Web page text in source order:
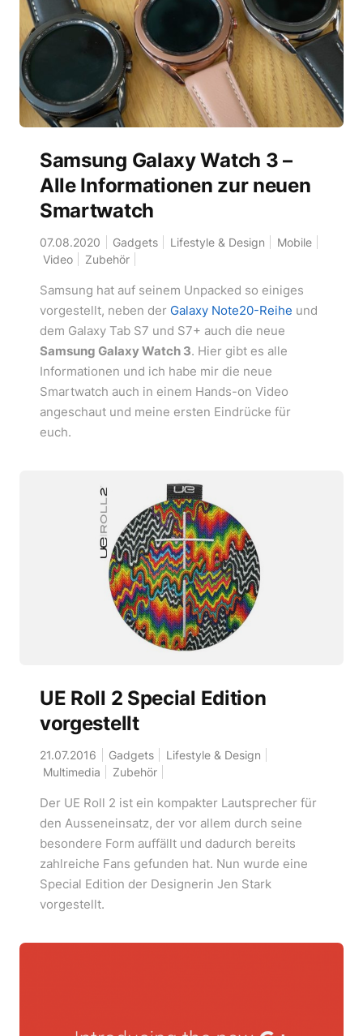
Samsung Galaxy Watch 3 –
Alle Informationen zur neuen
Smartwatch
07.08.2020 Gadgets Lifestyle & Design
Mobile
Video
Zubehör
Samsung hat auf seinem Unpacked so einiges
vorgestellt, neben der Galaxy Note20-Reihe und
dem Galaxy Tab S7 und S7+ auch die neue
Samsung Galaxy Watch 3. Hier gibt es alle
Informationen und ich habe mir die neue
Smartwatch auch in einem Hands-on Video
angeschaut und meine ersten Eindrücke für
euch.
UE Roll 2 Special Edition
vorgestellt
21.07.2016 Gadgets
Lifestyle & Design
Multimedia
Zubehör
Der UE Roll 2 ist ein kompakter Lautsprecher für
den Ausseneinsatz, der vor allem durch seine
besondere Form auffällt und dadurch bereits
zahlreiche Fans gefunden hat. Nun wurde eine
Special Edition der Designerin Jen Stark
vorgestellt.